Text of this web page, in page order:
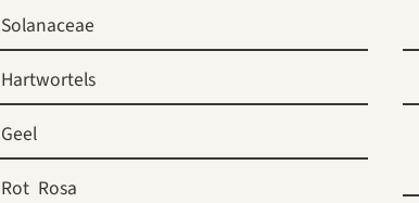
Solanaceae
Hartwortels
Geel
Rot Rosa